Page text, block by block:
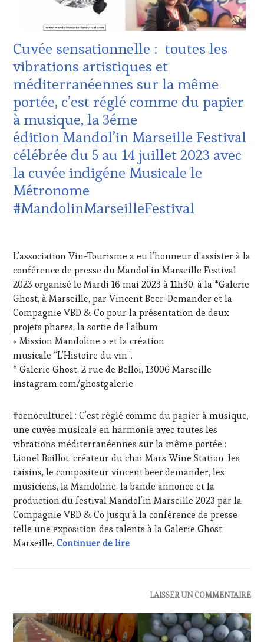
VITICOLE,
ADHÉRENT,
VIN
TOURISME,
EDITION
LES
CLÉS
DU
VIN
ET
DE
LA
HAUTE
GASTRONOMIE
FRANÇAISE,
DÉGUSTATIONS,
WINE
TASTING,
MÉDIAS,
PRESSE
ÉCRITE,
RADIO,
TV,
WEB,
NON
CLASSÉ,
OENOTOURISME
PARTENAIRES
TOURISME,
PRODUCTEURS
TERROIR
RESTAURATEUR,
CHEF,
CUISINIER,
ŒNOLOGUE,
SOMMELIER
SALONS
INTERNATIONAUX
TASTING
MOVIE,
TOURISM
FAME,
WINE
Cuvée sensationnelle : toutes les
vibrations artistiques et
méditerranéennes sur la même
portée, c’est réglé comme du papier
à musique, la 3éme
édition Mandol’in Marseille Festival
célébrée du 5 au 14 juillet 2023 avec
la cuvée indigéne Musicale le
Métronome
#MandolinMarseilleFestival
2023
L’association Vin-Tourisme a eu l’honneur d’assister à la
conférence de presse du Mandol’in Marseille Festival
2023 organisé le Mardi 16 mai 2023 à 11h30, à la *Galerie
Ghost, à Marseille, par Vincent Beer-Demander et la
Compagnie VBD & Co pour la présentation de deux
projets phares, la sortie de l’album
« Mission Mandoline » et la création
musicale “L’Histoire du vin”.
* Galerie Ghost, 2 rue de Belloi, 13006 Marseille
instagram.com/ghostgalerie
#oenoculturel : C’est réglé comme du papier à musique,
une cuvée musicale en harmonie avec toutes les
vibrations méditerranéennes sur la même portée :
Lionel Boillot, créateur du chai Mars Wine Station, les
raisins, le compositeur vincent.beer.demander, les
musiciens, la Mandoline, la bande annonce et la
production du festival Mandol’in Marseille 2023 par la
Compagnie VBD & Co jusqu’à la conférence de presse
telle une exposition des talents à la Galerie Ghost
Marseille.Continuer de lireCuvée sensationnelle : toutes
:
WINE
LAISSER UN COMMENTAIRE